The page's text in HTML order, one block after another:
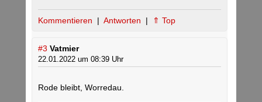
Kommentieren | Antworten | ⇑ Top
#3 Vatmier
22.01.2022 um 08:39 Uhr
Rode bleibt, Worredau.